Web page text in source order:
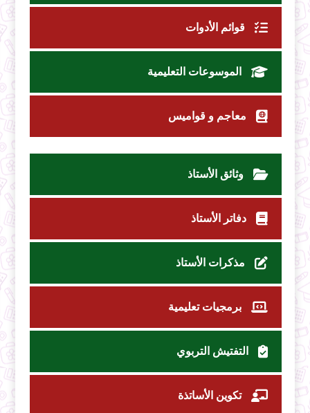
قوائم الأدوات
الموسوعات التعليمية
معاجم و قواميس
وثائق الأستاذ
دفاتر الأستاذ
مذكرات الأستاذ
برمجيات تعليمية
التفتيش التربوي
تكوين الأساتذة